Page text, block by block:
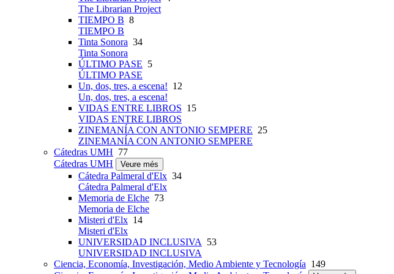
The Librarian Project
TIEMPO B 8
TIEMPO B
Tinta Sonora 34
Tinta Sonora
ÚLTIMO PASE 5
ÚLTIMO PASE
Un, dos, tres, a escena! 12
Un, dos, tres, a escena!
VIDAS ENTRE LIBROS 15
VIDAS ENTRE LIBROS
ZINEMANÍA CON ANTONIO SEMPERE 25
ZINEMANÍA CON ANTONIO SEMPERE
Cátedras UMH 77
Cátedras UMH
Veure més
Cátedra Palmeral d'Elx 34
Cátedra Palmeral d'Elx
Memoria de Elche 73
Memoria de Elche
Misteri d'Elx 14
Misteri d'Elx
UNIVERSIDAD INCLUSIVA
53
UNIVERSIDAD INCLUSIVA
Ciencia, Economía, Investigación, Medio Ambiente y Tecnología 149